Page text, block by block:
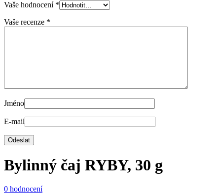
Vaše hodnocení *
Vaše recenze *
Jméno
E-mail
Bylinný čaj RYBY, 30 g
0 hodnocení